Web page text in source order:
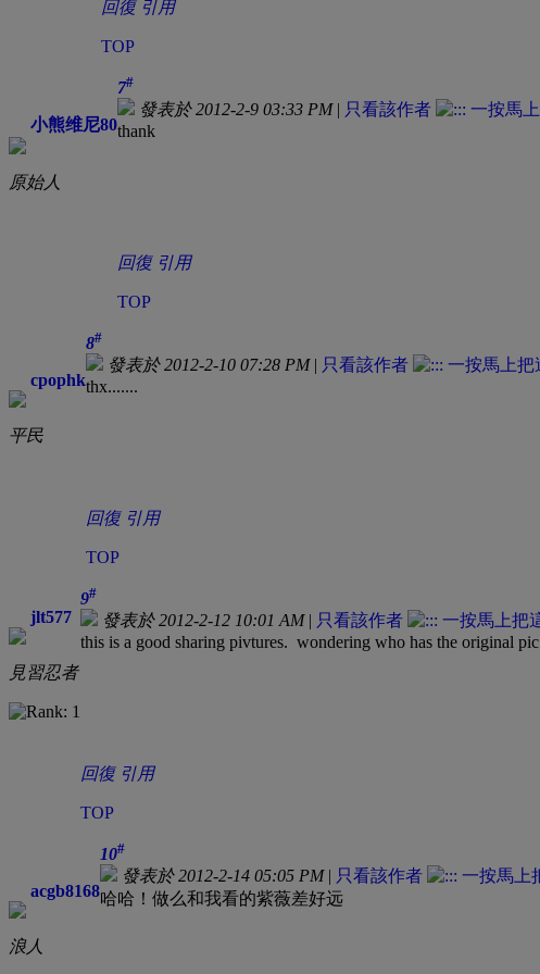
回復 引用
TOP
小熊维尼80
原始人
7#
發表於 2012-2-9 03:33 PM| 只看該作者
thank
回復 引用
TOP
cpophk
平民
8#
發表於 2012-2-10 07:28 PM| 只看該作者
thx.......
回復 引用
TOP
jlt577
見習忍者
9#
發表於 2012-2-12 10:01 AM| 只看該作者
this is a good sharing pivtures. wondering who has the original pic
回復 引用
TOP
acgb8168
浪人
10#
發表於 2012-2-14 05:05 PM| 只看該作者
哈哈！做么和我看的紫薇差好远